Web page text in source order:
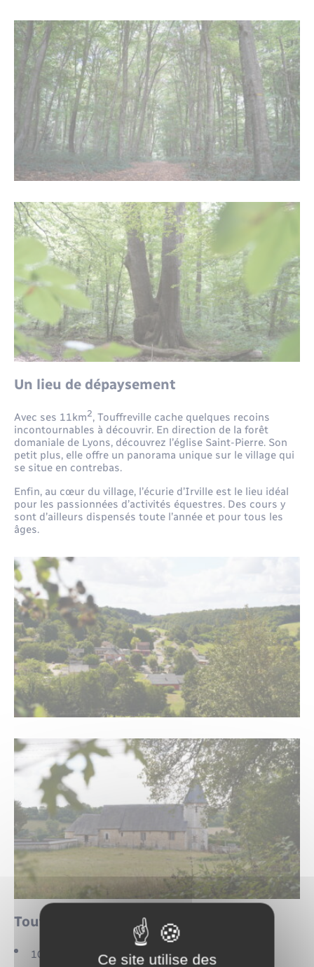
Un lieu de dépaysement
Avec ses 11km2, Touffreville cache quelques recoins
incontournables à découvrir. En direction de la forêt
domaniale de Lyons, découvrez l’église Saint-Pierre. Son
petit plus, elle offre un panorama unique sur le village qui
se situe en contrebas.
Enfin, au cœur du village, l’écurie d’Irville est le lieu idéal
pour les passionnées d’activités équestres. Des cours y
sont d’ailleurs dispensés toute l’année et pour tous les
âges.
Touffreville en quelques chiffres :
10,68 km Ce site utilise des